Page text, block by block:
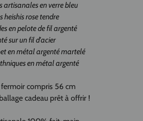
artisanales en verre bleu
heishis rose tendre
en pelote de fil argenté
sur un fil d'acier
en métal argenté martelé
en métal argenté
fermoir compris 56 cm
cadeau prêt à offrir !